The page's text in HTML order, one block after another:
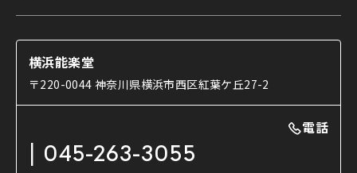
研修室
楽屋
ご利用の流れ
利用料金表
能舞台と演じ手
使用する道具
能・狂言の曲目説明
日本の古典芸能
コラム
OTABISHO
チケット購入方法
横浜能楽堂
〒220-0044 神奈川県横浜市西区紅葉ケ丘27-2
電話
045-263-3055